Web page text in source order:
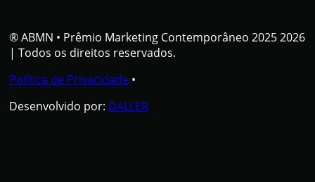
® ABMN • Prêmio Marketing Contemporâneo 2025 2026
| Todos os direitos reservados.
Política de Privacidade •
Desenvolvido por: DALLER